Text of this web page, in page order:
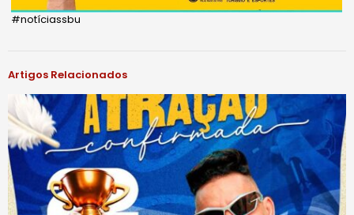
#notíciassbu
Artigos Relacionados